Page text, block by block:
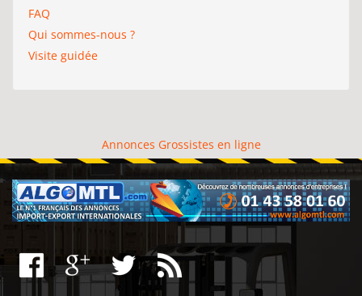
FAQ
Qui sommes-nous ?
Visite guidée
Annonces Grossistes en ligne